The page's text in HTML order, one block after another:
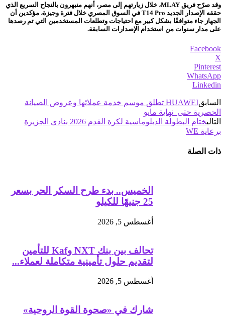
وقد صرّح فريق MLAY، خلال زيارتهم إلى مصر، أنهم منبهرون بالنجاح السريع الذي
حققه الإصدار الجديد T14 Pro في السوق المصري خلال فترة وجيزة، مؤكدين أن
الجهاز جاء متوافقًا بشكل كبير مع احتياجات وتطلعات المستخدمين التي تم رصدها
على مدار سنوات من استخدام الإصدارات السابقة.
Facebook
X
Pinterest
WhatsApp
Linkedin
السابق
HUAWEI تطلق موسم خدمة عملائها وعروض الصيانة
الحصرية حتى نهاية مايو
التالي
ختام البطولة الدبلوماسية لكرة القدم 2026 بنادى الجزيرة
برعاية WE
ذات الصلة
الخميس.. بدء طرح السكر الحر بسعر
25 جنيهًا للكيلو
أغسطس 5, 2026
تحالف بين بنك NXT وKaf للتأمين
لتقديم حلول تأمينية متكاملة لعملاء...
أغسطس 5, 2026
شارك في «صحوة القوة الروحية»